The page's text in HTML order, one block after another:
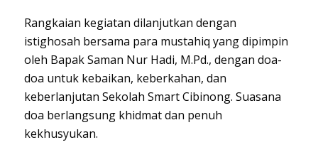
Rangkaian kegiatan dilanjutkan dengan
istighosah bersama para mustahiq yang dipimpin
oleh Bapak Saman Nur Hadi, M.Pd., dengan doa-
doa untuk kebaikan, keberkahan, dan
keberlanjutan Sekolah Smart Cibinong. Suasana
doa berlangsung khidmat dan penuh
kekhusyukan.